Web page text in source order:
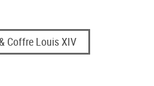
Coffre Louis XIV